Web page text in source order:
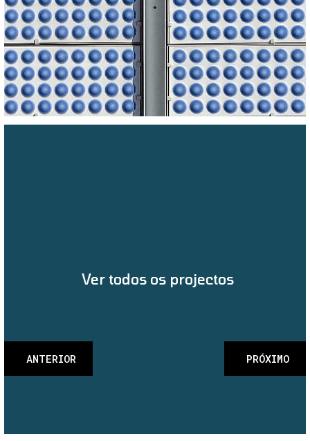
Ver todos os projectos
ANTERIOR PRÓXIMO